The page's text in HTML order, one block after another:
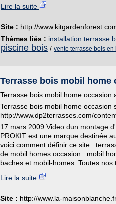
Lire la suite
Site : http://
Thèmes liés : installation terrasse
piscine bois / vente terrasse bois en
Terrasse bois mobil home
Terrasse bois mobil home
Terrasse bois mobil home occasion
http://www.dp2terrasses.com/
17 mars 2009 Video dun montage
PROKIT est une marque destinée
voici comment définir ce site :
de mobil homes occasion : mobil
baches et mobil-homes. Toutes nos
Lire la suite
Site : http://www.la-